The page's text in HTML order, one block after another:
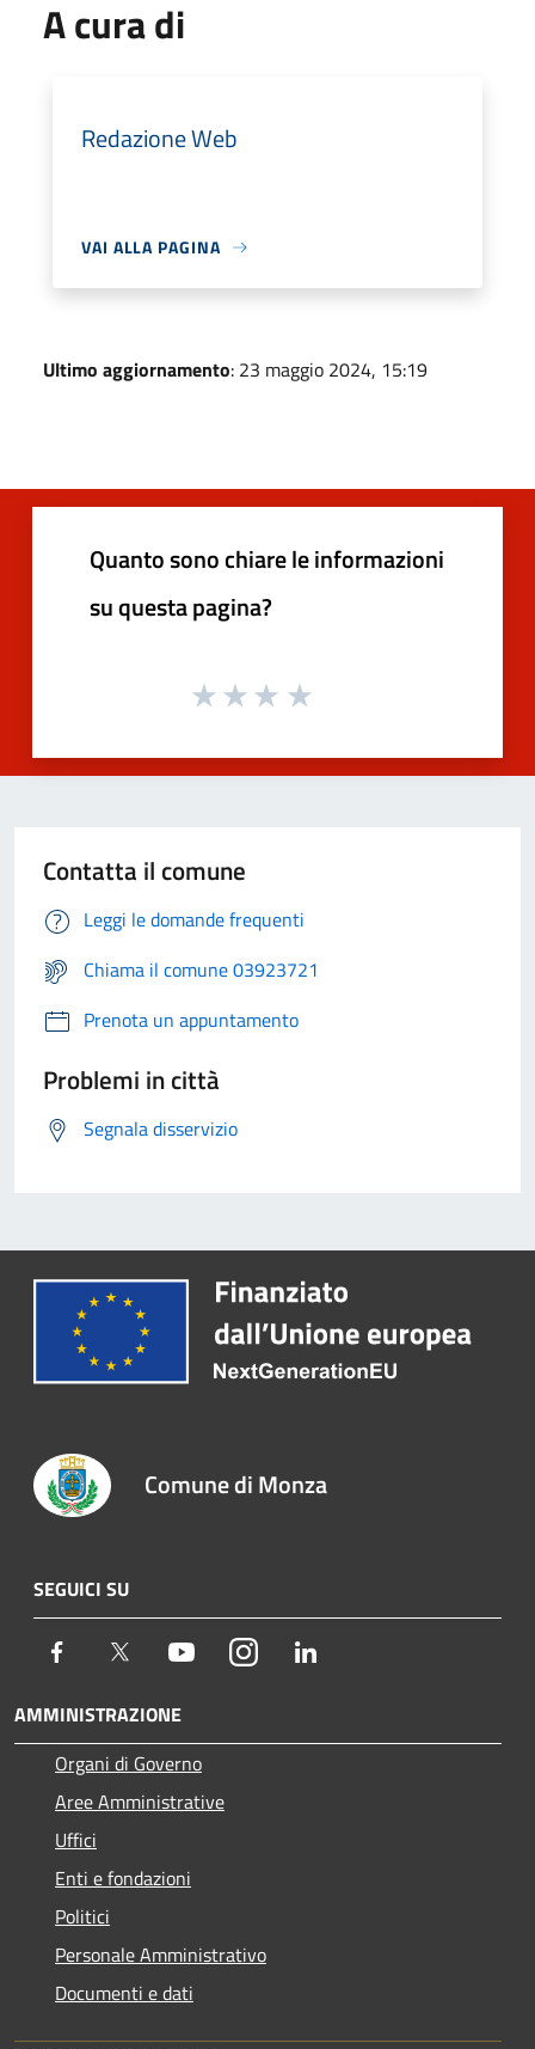
A cura di
Redazione Web
VAI ALLA PAGINA
Ultimo aggiornamento: 23 maggio 2024, 15:19
Quanto sono chiare le informazioni
su questa pagina?
Contatta il comune
Leggi le domande frequenti
Chiama il comune 03923721
Prenota un appuntamento
Problemi in città
Segnala disservizio
Comune di Monza
SEGUICI SU
Facebook Twitter YoutubeInstagram
AMMINISTRAZIONE
Organi di Governo
Aree Amministrative
Uffici
Enti e fondazioni
Politici
Personale Amministrativo
Documenti e dati